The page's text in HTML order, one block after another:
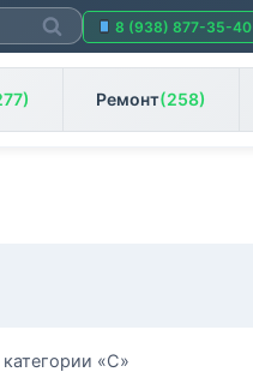
Поиск
8 (938) 877-35-40
Ремонт(258)
«С»